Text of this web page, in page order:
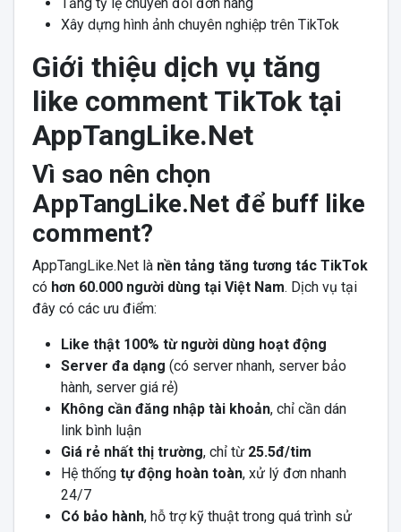
Xây dựng hình ảnh chuyên nghiệp trên TikTok
Giới thiệu dịch vụ tăng
like comment TikTok tại
AppTangLike.Net
Vì sao nên chọn
AppTangLike.Net để buff like
comment?
AppTangLike.Net là nền tảng tăng tương tác TikTok
có hơn 60.000 người dùng tại Việt Nam. Dịch vụ tại
đây có các ưu điểm:
Like thật 100% từ người dùng hoạt động
Server đa dạng (có server nhanh, server bảo
hành, server giá rẻ)
Không cần đăng nhập tài khoản, chỉ cần dán
link bình luận
Giá rẻ nhất thị trường, chỉ từ 25.5đ/tim
Hệ thống tự động hoàn toàn, xử lý đơn nhanh
24/7
Có bảo hành, hỗ trợ kỹ thuật trong quá trình sử